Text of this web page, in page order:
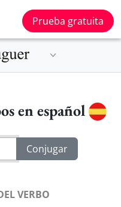
Prueba gratuita
en español
VERBO